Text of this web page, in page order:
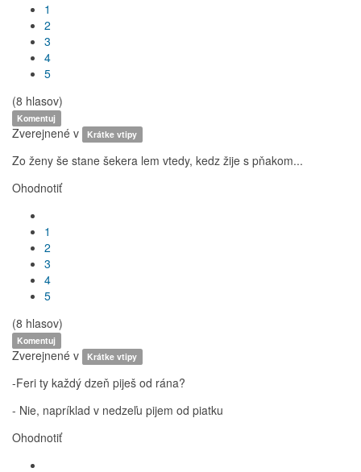
1
2
3
4
5
(8 hlasov)
Komentuj
Zverejnené v Krátke vtipy
Zo ženy še stane šekera lem vtedy, kedz žije s pňakom...
Ohodnotiť
1
2
3
4
5
(8 hlasov)
Komentuj
Zverejnené v Krátke vtipy
-Feri ty každý dzeň piješ od rána?
- Nie, napríklad v nedzeľu pijem od piatku
Ohodnotiť